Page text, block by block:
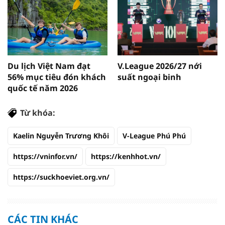
Du lịch Việt Nam đạt
56% mục tiêu đón khách
quốc tế năm 2026
V.League 2026/27 nới
suất ngoại binh
Từ khóa:
Kaelin Nguyễn Trương Khôi V-League Phú Phú
https://vninfor.vn/ https://kenhhot.vn/
https://suckhoeviet.org.vn/
CÁC TIN KHÁC